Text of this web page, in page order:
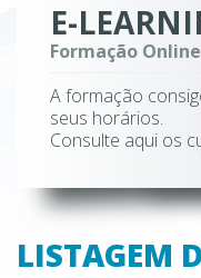
E-
Formação Online
A formação
seus horários.
Consulte aqui os
LISTAGEM